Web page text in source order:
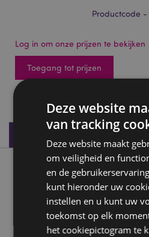
Productcode -
Log in om onze prijzen te bekijken
Toegang tot prijzen
2304 op voorraad
Productspecificaties
Product beschrijving
Mini Chinese Lachende Boeddha
Materialen: Kunsthars
Deze website
van tracking
Deze website maakt
om veiligheid en
en de
kunt hieronder uw
instellen en u kunt uw
toekomst op elk
het cookiepictogram te